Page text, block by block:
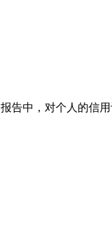
告中，对个人的信